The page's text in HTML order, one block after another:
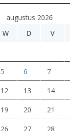
augustus 2026
W D V
5 6 7
12 13 14
19 20 21
26 27 28